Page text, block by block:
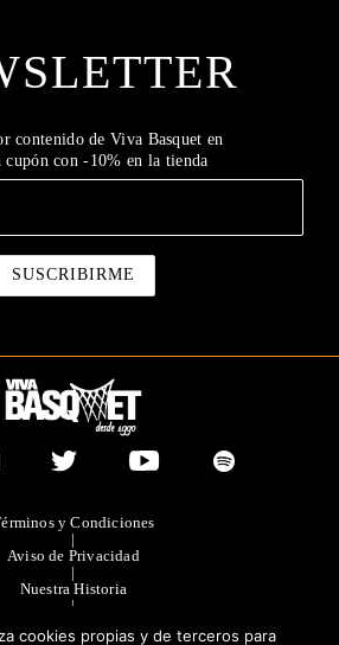
contenido de Viva Basquet en
con -10% en la tienda
y Condiciones
|
Aviso de Privacidad
|
Nuestra Historia
|
|
cookies propias y de terceros para